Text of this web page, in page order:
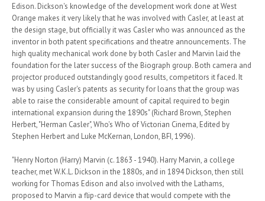
Edison. Dickson's knowledge of the development work done at West
Orange makes it very likely that he was involved with Casler, at least at
the design stage, but officially it was Casler who was announced as the
inventor in both patent specifications and theatre announcements. The
high quality mechanical work done by both Casler and Marvin laid the
foundation for the later success of the Biograph group. Both camera and
projector produced outstandingly good results, competitors it faced. It
was by using Casler's patents as security for loans that the group was
able to raise the considerable amount of capital required to begin
international expansion during the 1890s" (Richard Brown, Stephen
Herbert, "Herman Casler", Who's Who of Victorian Cinema, Edited by
Stephen Herbert and Luke McKernan, London, BFI, 1996).
"Henry Norton (Harry) Marvin (c. 1863 - 1940). Harry Marvin, a college
teacher, met W.K.L. Dickson in the 1880s, and in 1894 Dickson, then still
working for Thomas Edison and also involved with the Lathams,
proposed to Marvin a flip-card device that would compete with the